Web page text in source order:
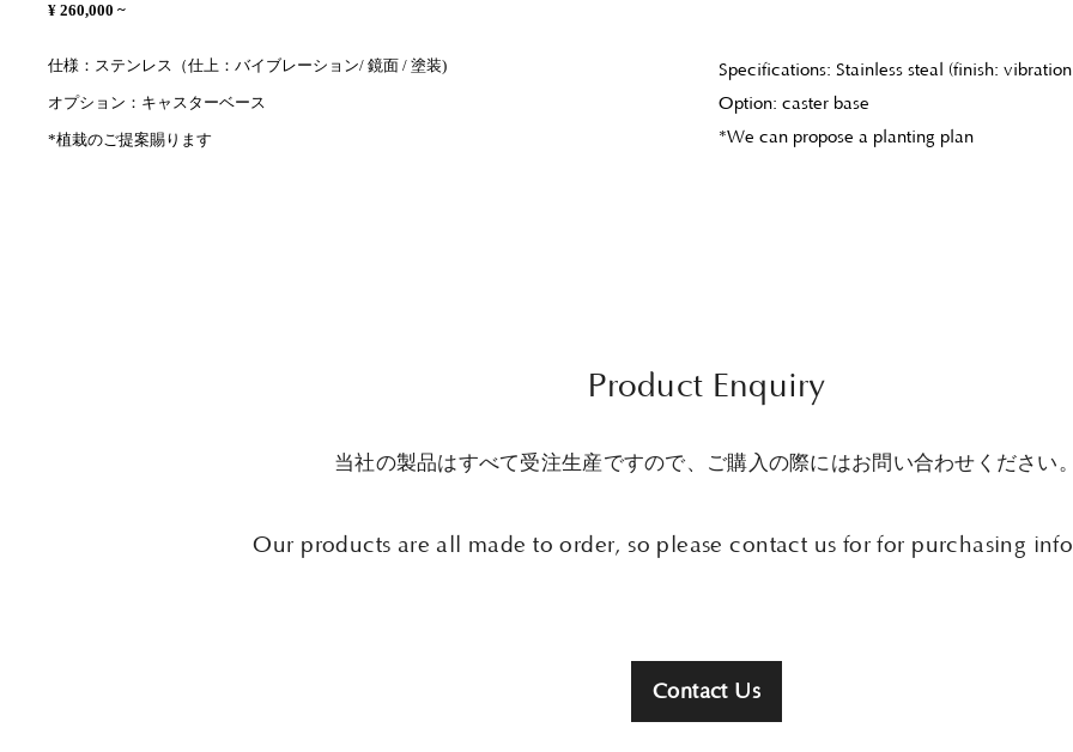
¥ 260,000 ~
仕様：ステンレス（仕上：バイブレーション/ 鏡面 / 塗装)
オプション：キャスターベース
*植栽のご提案賜ります
Specifications: Stainless steal (finish:
Option: caster base
*We can propose a planting plan
Product Enquiry
当社の製品はすべて受注生産ですので、ご購入の際にはお問い合わせください。
Our products are all made to order, so please contact us for for purchasing
Contact Us